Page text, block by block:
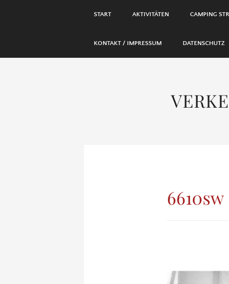
START AKTIVITÄTEN CAMPING
KONTAKT / IMPRESSUM DATENSCHUTZ
6610sw